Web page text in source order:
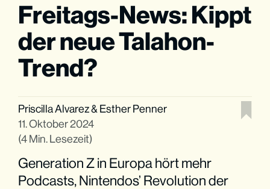
Freitags-News: Kippt
der neue Talahon-
Trend?
Priscilla Alvarez& Esther Penner
11. Oktober 2024
(4 Min. Lesezeit)
Generation Z in Europa hört mehr
Podcasts, Nintendos’ Revolution der